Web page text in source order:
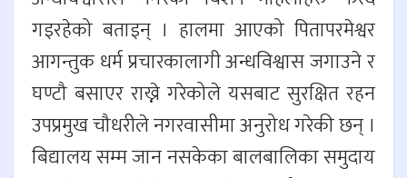
गइरहेको बताइन् । हालमा आएको पितापरमेश्वर
आगन्तुक धर्म प्रचारकालागी अन्धविश्वास जगाउने र
घण्टौ बसाएर राख्ने गरेकोले यसबाट सुरक्षित रहन
उपप्रमुख चौधरीले नगरवासीमा अनुरोध गरेकी छन् ।
बिद्यालय सम्म जान नसकेका बालबालिका समुदाय